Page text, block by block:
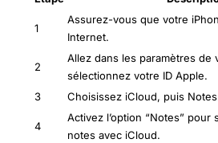
1
Assurez-vous que votre
Internet.
2
Allez dans les paramètres de
sélectionnez votre ID Apple.
3
Choisissez iCloud, puis
4
Activez l’option “Notes” pour
notes avec iCloud.